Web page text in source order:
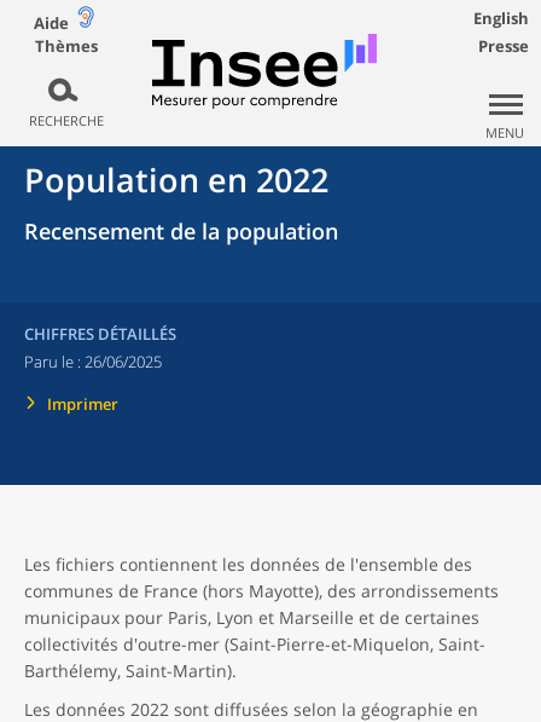
Aide
Thèmes
RECHERCHE
English
Presse
MENU
Population en 2022
Recensement de la population
CHIFFRES DÉTAILLÉS
Paru le : 26/06/2025
Imprimer
Les fichiers contiennent les données de l'ensemble des
communes de France (hors Mayotte), des arrondissements
municipaux pour Paris, Lyon et Marseille et de certaines
collectivités d'outre-mer (Saint-Pierre-et-Miquelon, Saint-
Barthélemy, Saint-Martin).
Les données 2022 sont diffusées selon la géographie en